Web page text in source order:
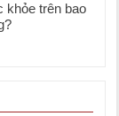
khỏe trên bao